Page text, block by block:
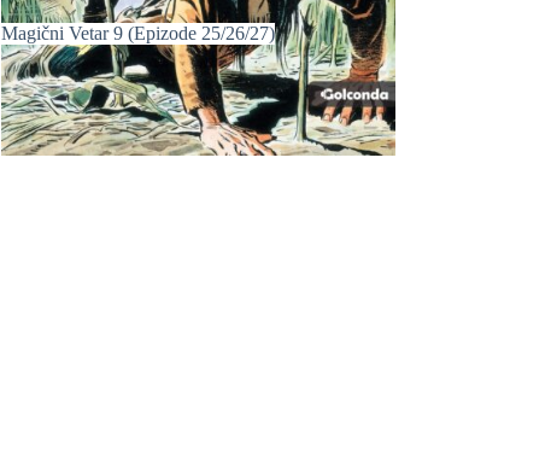
Magični Vetar 9 (Epizode 25/26/27)